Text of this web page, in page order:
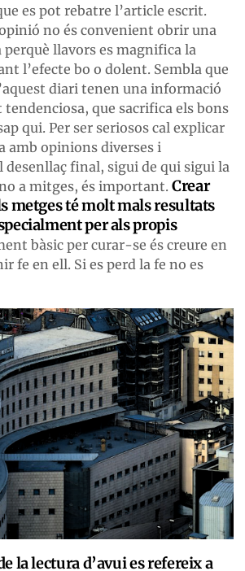
es pot rebatre l’article escrit.
no és convenient obrir una
perquè llavors es magnifica la
l’efecte bo o dolent. Sembla que
diari tenen una informació
que sacrifica els bons
qui. Per ser seriosos cal explicar
amb opinions diverses i
desenllaç final, sigui de qui sigui la
a mitges, és important. Crear
metges té molt mals resultats
per als propis
bàsic per curar-se és creure en
fe en ell. Si es perd la fe no es
la lectura d’avui es refereix a